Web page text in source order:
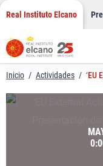
Saltar
contenido
Real Instituto Elcano
Inicio / Actividades / ‘EU